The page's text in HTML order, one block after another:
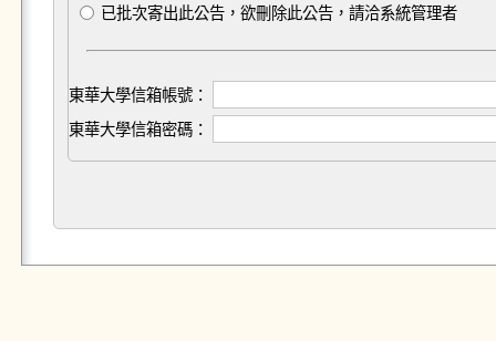
已批次寄出此公告，欲刪除此公告，請洽系統管理者
東華大學信箱帳號：
東華大學信箱密碼：